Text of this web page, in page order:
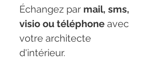
Échangez par mail, sms,
visio ou téléphone avec
votre architecte
d'intérieur.